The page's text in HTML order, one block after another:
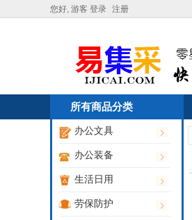
您好, 游客 登录 注册
所有商品分类
办公文具
办公装备
生活日用
劳保防护得力30213/30912